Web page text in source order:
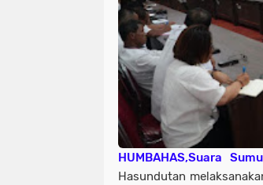
HUMBAHAS,Suara
Hasundutan